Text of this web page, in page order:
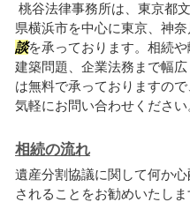
桃谷法律事務所は、東京都
県横浜市を中心に東京、神
談を承っております。相続
建築問題、企業法務まで幅
は無料で承っておりますの
気軽にお問い合わせください
相続の流れ
遺産分割協議に関して何か
されることをお勧めいたし